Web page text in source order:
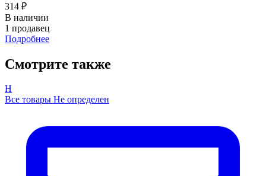
314 ₽
В наличии
1 продавец
Подробнее
Смотрите также
Н
Все товары Не определен